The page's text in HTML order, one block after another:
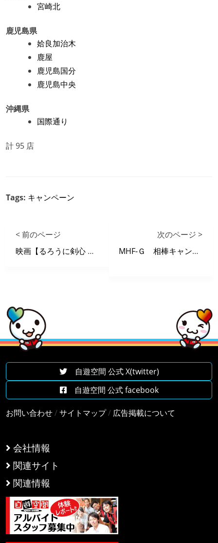
宮崎北
鹿児島県
姶良加治木
鹿屋
鹿児島国分
鹿児島中央
沖縄県
国際通り
計 95 店
Tags: キャンペーン
< 前のページ
映画【るろうに剣心 伝説の最期編】 X 自遊空間 タイアップキャンペーン
次のページ >
MHF-Ｇ 相棒キャンペーン開催！
会社情報
関連サイト
関連情報
自遊空間 公式 X(twitter)
自遊空間 公式 facebook
お問い合わせ/サイトマップ/広告掲載について